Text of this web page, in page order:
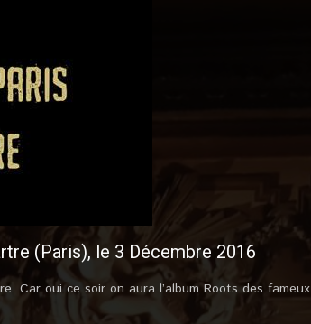
(Paris), le 3 Décembre 2016
Car oui ce soir on aura l’album Roots des fameux